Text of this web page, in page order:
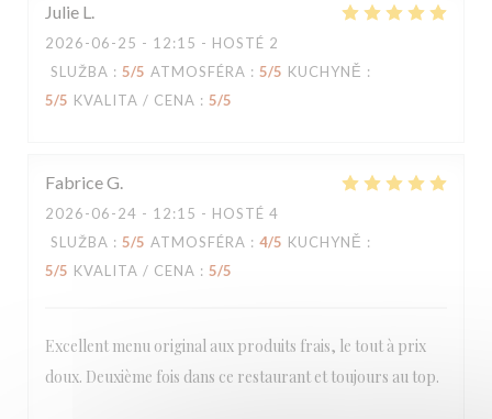
Julie L
2026-06-25 - 12:15 - HOSTÉ 2
SLUŽBA : 5/5 ATMOSFÉRA : 5/5 KUCHYNĚ :
5/5 KVALITA / CENA : 5/5
FabriceG
2026-06-24 - 12:15 - HOSTÉ 4
SLUŽBA : 5/5 ATMOSFÉRA : 4/5 KUCHYNĚ :
5/5 KVALITA / CENA : 5/5
Excellent menu original aux produits frais, le tout à prix
doux. Deuxième fois dans ce restaurant et toujours au top.